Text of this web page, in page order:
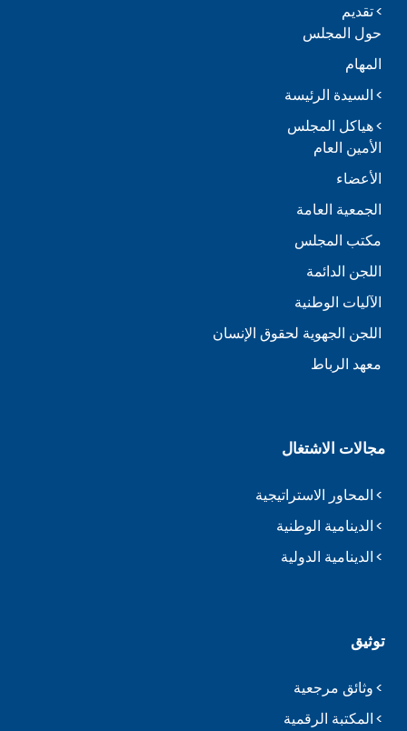
تقديم
حول المجلس
المهام
السيدة الرئيسة
هياكل المجلس
الأمين العام
الأعضاء
الجمعية العامة
مكتب المجلس
اللجن الدائمة
الآليات الوطنية
اللجن الجهوية لحقوق الإنسان
معهد الرباط
مجالات الاشتغال
المحاور الاستراتيجية
الدينامية الوطنية
الدينامية الدولية
توثيق
وثائق مرجعية
المكتبة الرقمية